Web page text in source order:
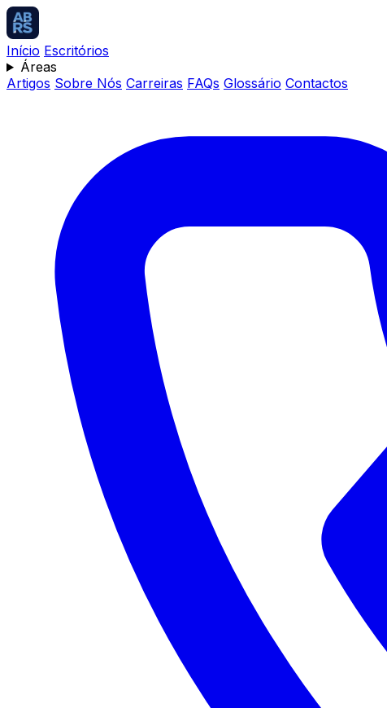
Início Escritórios
Áreas
Artigos Sobre Nós Carreiras FAQs Glossário Contactos